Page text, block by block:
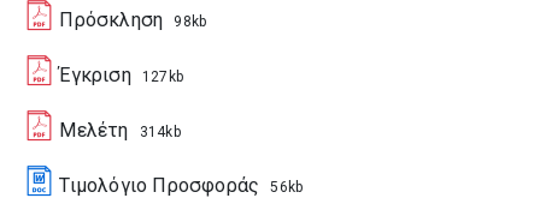
Πρόσκληση 98kb
Έγκριση 127kb
Μελέτη 314kb
Τιμολόγιο Προσφοράς 56kb